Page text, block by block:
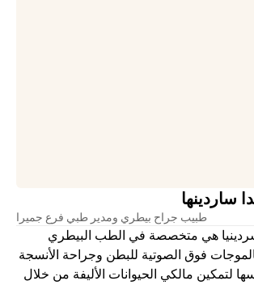
ساردينها
طبيب جراح بيطري ومدير طبي فرع جميرا